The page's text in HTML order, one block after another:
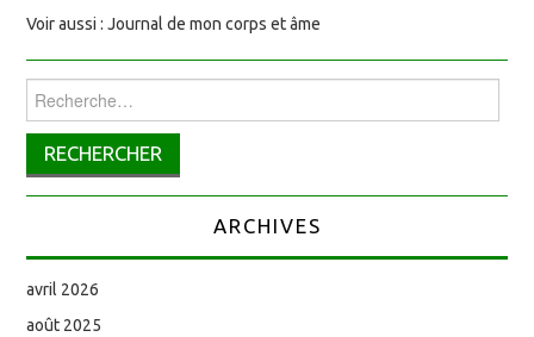
Voir aussi : Journal de mon corps et âme
Rechercher :
ARCHIVES
avril 2026
août 2025